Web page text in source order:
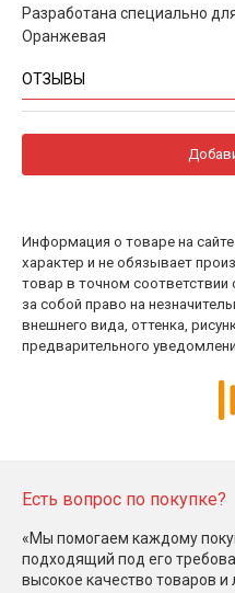
Разработана специально
Оранжевая
ОТЗЫВЫ
Информация о товаре на
характер и не обязывает
товар в точном
за собой право на
внешнего вида, оттенка,
предварительного
Есть вопрос по покупке?
«Мы помогаем каждому
подходящий под его
высокое качество товаров